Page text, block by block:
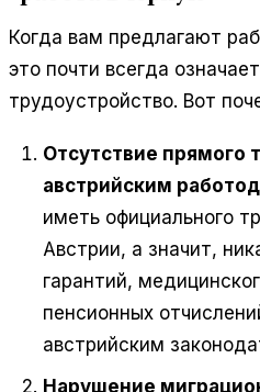
Когда вам предлагают
это почти всегда
трудоустройство. Вот
Отсутствие прямого
австрийским
иметь официального
Австрии, а значит,
гарантий,
пенсионных
австрийским
Нарушение